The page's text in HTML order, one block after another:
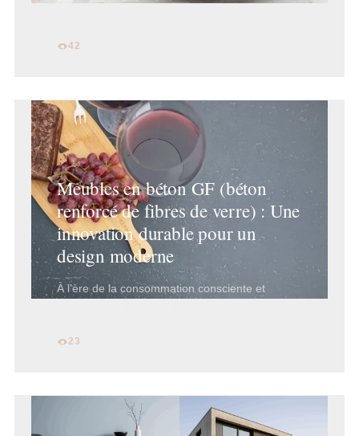
42
Meubles en béton GF (béton
renforcé de fibres de verre) : Une
innovation durable pour un
design moderne
À l’ère de la consommation consciente et
23